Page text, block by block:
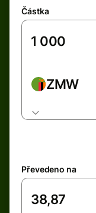
Částka
ZMW
Převedeno na